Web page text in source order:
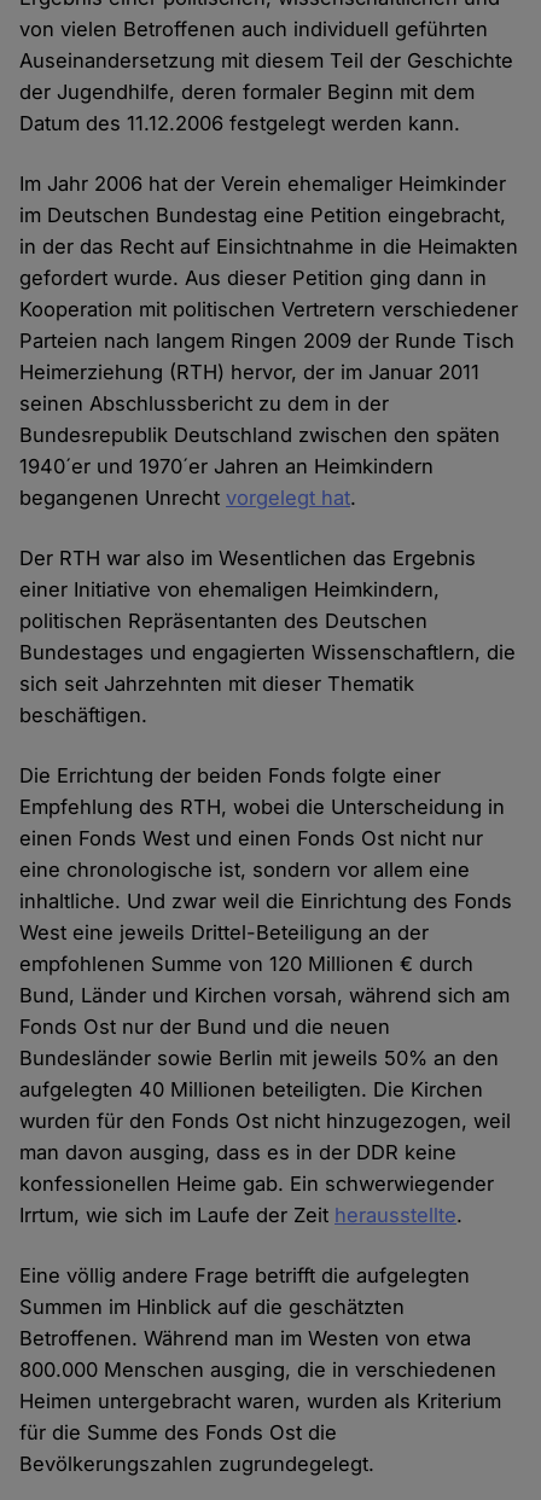
von vielen Betroffenen auch individuell geführten
Auseinandersetzung mit diesem Teil der Geschichte
der Jugendhilfe, deren formaler Beginn mit dem
Datum des 11.12.2006 festgelegt werden kann.
Im Jahr 2006 hat der Verein ehemaliger Heimkinder
im Deutschen Bundestag eine Petition eingebracht,
in der das Recht auf Einsichtnahme in die Heimakten
gefordert wurde. Aus dieser Petition ging dann in
Kooperation mit politischen Vertretern verschiedener
Parteien nach langem Ringen 2009 der Runde Tisch
Heimerziehung (RTH) hervor, der im Januar 2011
seinen Abschlussbericht zu dem in der
Bundesrepublik Deutschland zwischen den späten
1940´er und 1970´er Jahren an Heimkindern
begangenen Unrechtvorgelegt hat.
Der RTH war also im Wesentlichen das Ergebnis
einer Initiative von ehemaligen Heimkindern,
politischen Repräsentanten des Deutschen
Bundestages und engagierten Wissenschaftlern, die
sich seit Jahrzehnten mit dieser Thematik
beschäftigen.
Die Errichtung der beiden Fonds folgte einer
Empfehlung des RTH, wobei die Unterscheidung in
einen Fonds West und einen Fonds Ost nicht nur
eine chronologische ist, sondern vor allem eine
inhaltliche. Und zwar weil die Einrichtung des Fonds
West eine jeweils Drittel-Beteiligung an der
empfohlenen Summe von 120 Millionen € durch
Bund, Länder und Kirchen vorsah, während sich am
Fonds Ost nur der Bund und die neuen
Bundesländer sowie Berlin mit jeweils 50% an den
aufgelegten 40 Millionen beteiligten. Die Kirchen
wurden für den Fonds Ost nicht hinzugezogen, weil
man davon ausging, dass es in der DDR keine
konfessionellen Heime gab. Ein schwerwiegender
Irrtum, wie sich im Laufe der Zeit herausstellte.
Eine völlig andere Frage betrifft die aufgelegten
Summen im Hinblick auf die geschätzten
Betroffenen. Während man im Westen von etwa
800.000 Menschen ausging, die in verschiedenen
Heimen untergebracht waren, wurden als Kriterium
für die Summe des Fonds Ost die
Bevölkerungszahlen zugrundegelegt.